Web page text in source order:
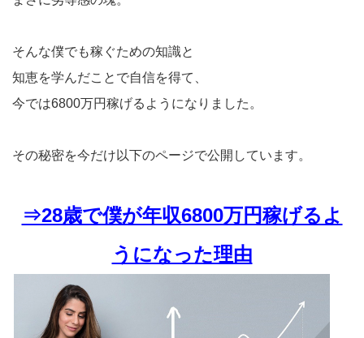
そんな僕でも稼ぐための知識と
知恵を学んだことで自信を得て、
今では6800万円稼げるようになりました。
その秘密を今だけ以下のページで公開しています。
⇒28歳で僕が年収6800万円稼げるよ
うになった理由